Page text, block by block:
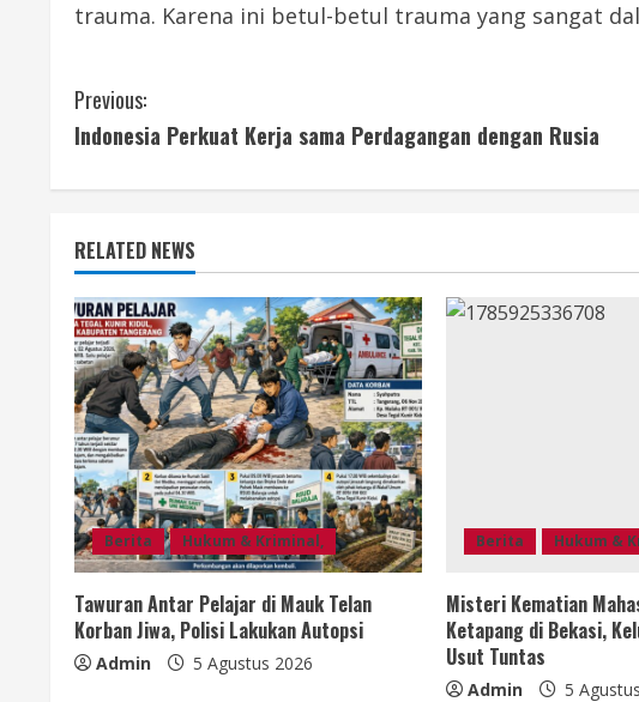
trauma. Karena ini betul-betul trauma yang sangat
C
o
n
t
i
n
u
e
R
e
a
d
Previous:
Indonesia Perkuat Kerja sama Perdagangan dengan Rusia
RELATED NEWS
Berita Hukum & Kriminal,
Tawuran Antar Pelajar di Mauk Telan
Korban Jiwa, Polisi Lakukan Autopsi
Admin 5 Agustus 2026
Berita Hukum &
Misteri Kematian
Ketapang di Bekasi,
Usut Tuntas
Admin 5